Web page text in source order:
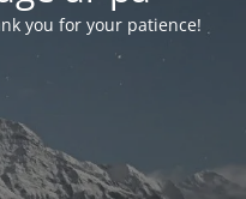
you for your patience!